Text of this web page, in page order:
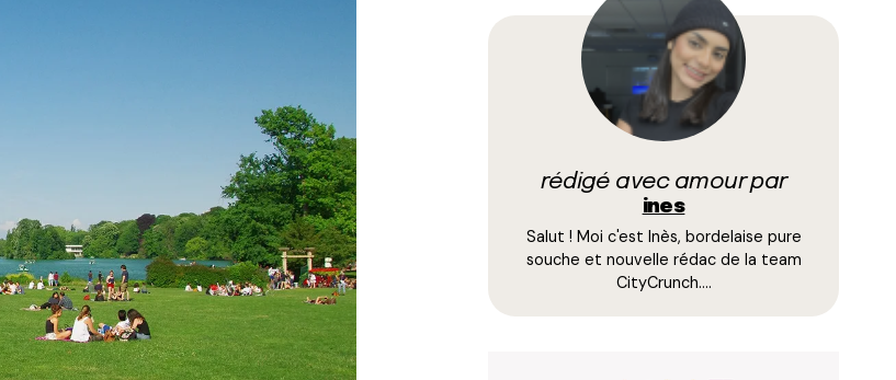
rédigé avec amour par
ines
Salut ! Moi c'est Inès, bordelaise pure
souche et nouvelle rédac de la team
CityCrunch.…